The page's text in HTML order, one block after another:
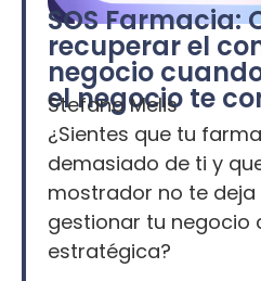
SOS Farmacia:
recuperar el
negocio
el negocio te
Stefano Melis
¿Sientes que tu
demasiado de ti y
mostrador no te
gestionar tu negocio
estratégica?